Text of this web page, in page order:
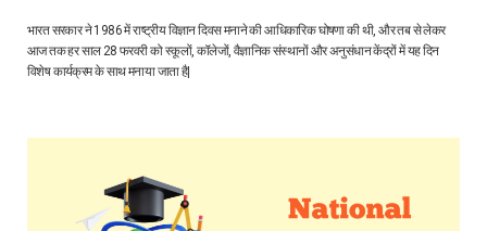
भारत सरकार ने 1986 में राष्ट्रीय विज्ञान दिवस मनाने की आधिकारिक घोषणा की थी, और तब से लेकर
आज तक हर साल 28 फरवरी को स्कूलों, कॉलेजों, वैज्ञानिक संस्थानों और अनुसंधान केंद्रों में यह दिन
विशेष कार्यक्रम के साथ मनाया जाता है|